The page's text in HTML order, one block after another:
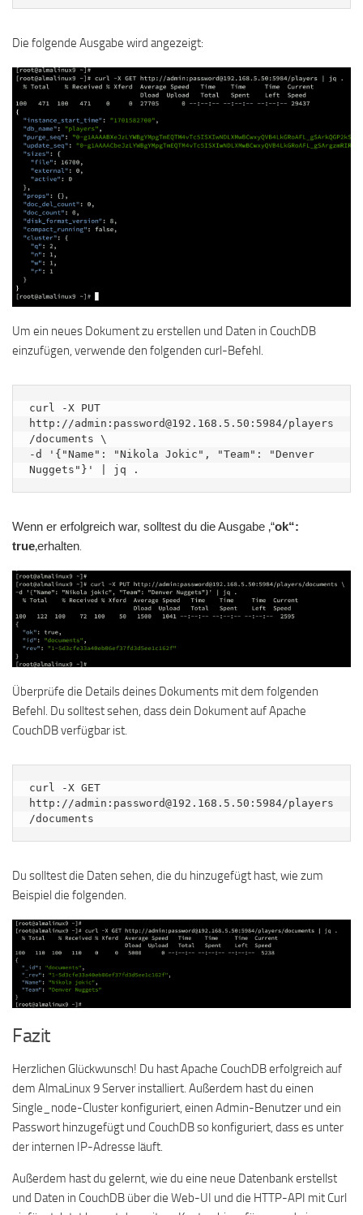
Die folgende Ausgabe wird angezeigt:
Um ein neues Dokument zu erstellen und Daten in CouchDB
einzufügen, verwende den folgenden curl-Befehl.
curl -X PUT
http://admin:password@192.168.5.50:5984/players
/documents \
-d '{"Name": "Nikola Jokic", "Team": "Denver
Nuggets"}' | jq .
Wenn er erfolgreich war, solltest du die Ausgabe ‚“ok“:
true‚erhalten.
Überprüfe die Details deines Dokuments mit dem folgenden
Befehl. Du solltest sehen, dass dein Dokument auf Apache
CouchDB verfügbar ist.
curl -X GET
http://admin:password@192.168.5.50:5984/players
/documents
Du solltest die Daten sehen, die du hinzugefügt hast, wie zum
Beispiel die folgenden.
Fazit
Herzlichen Glückwunsch! Du hast Apache CouchDB erfolgreich auf
dem AlmaLinux 9 Server installiert. Außerdem hast du einen
Single_node-Cluster konfiguriert, einen Admin-Benutzer und ein
Passwort hinzugefügt und CouchDB so konfiguriert, dass es unter
der internen IP-Adresse läuft.
Außerdem hast du gelernt, wie du eine neue Datenbank erstellst
und Daten in CouchDB über die Web-UI und die HTTP-API mit Curl